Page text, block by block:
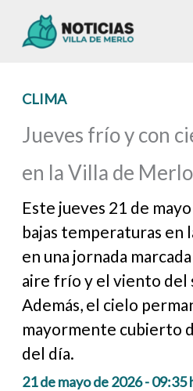
CLIMA
Jueves frío y con
en la Villa de Merlo
Este jueves 21 de
bajas temperaturas en
en una jornada
aire frío y el viento del
Además, el cielo
mayormente cubierto
del día.
21 de mayo de 2026 - 09:35